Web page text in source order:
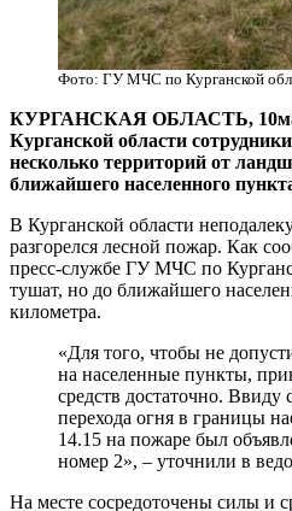
Фото: ГУ МЧС по Курганской
КУРГАНСКАЯ ОБЛАСТЬ,
Курганской области
несколько территорий от
ближайшего населенного
В Курганской области
разгорелся лесной пожар. Как
пресс-службе ГУ МЧС по
тушат, но до ближайшего
километра.
«Для того, чтобы не
на населенные пункты,
средств достаточно.
перехода огня в границы
14.15 на пожаре был
номер 2», – уточнили в
На месте сосредоточены силы и